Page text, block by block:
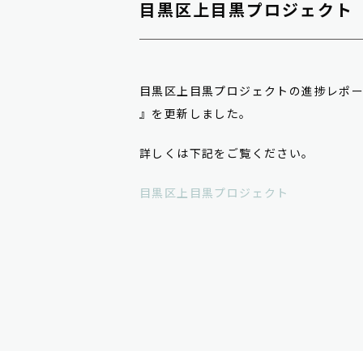
目黒区上目黒プロジェク
目黒区上目黒プロジェクトの進捗レ
』を更新しました。
詳しくは下記をご覧ください。
目黒区上目黒プロジェクト